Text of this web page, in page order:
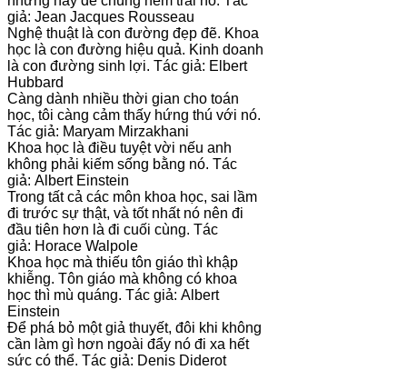
giả: Jean Jacques Rousseau
Nghệ thuật là con đường đẹp đẽ. Khoa
học là con đường hiệu quả. Kinh doanh
là con đường sinh lợi. Tác giả: Elbert
Hubbard
Càng dành nhiều thời gian cho toán
học, tôi càng cảm thấy hứng thú với nó.
Tác giả: Maryam Mirzakhani
Khoa học là điều tuyệt vời nếu anh
không phải kiếm sống bằng nó. Tác
giả: Albert Einstein
Trong tất cả các môn khoa học, sai lầm
đi trước sự thật, và tốt nhất nó nên đi
đầu tiên hơn là đi cuối cùng. Tác
giả: Horace Walpole
Khoa học mà thiếu tôn giáo thì khập
khiễng. Tôn giáo mà không có khoa
học thì mù quáng. Tác giả: Albert
Einstein
Để phá bỏ một giả thuyết, đôi khi không
cần làm gì hơn ngoài đẩy nó đi xa hết
sức có thể. Tác giả: Denis Diderot